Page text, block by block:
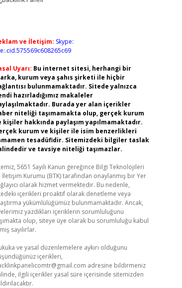
ve İletişim: Skype:
Uyarı: Bu internet sitesi, herhangi bir
kurum veya şahıs şirketi ile hiçbir
bulunmamaktadır. Sitede yalnızca
hazırladığımız makaleler
Burada yer alan içerikler
niteliği taşımamakta olup, gerçek kurum
kişiler hakkında paylaşım yapılmamaktadır.
kurum ve kişiler ile isim benzerlikleri
tesadüfidir. Sitemizdeki bilgiler taslak
ve tavsiye niteliği taşımazlar.
5651 Sayılı Kanun gereğince Bilgi Teknolojileri
İletişim Kurumu (BTK) tarafından onaylanmış bir Yer
olarak hizmet vermektedir. Bu nedenle,
içerikleri proaktif olarak denetleme veya
yükümlülüğümüz bulunmamaktadır. Ancak,
yazdıkları içeriklerin sorumluluğunu
olup, siteye üye olarak bu sorumluluğu kabul
sayılırlar.
ve yasal düzenlemelere aykırı olduğunu
içerikleri,
adresine bildirmeniz
ilgili içerikler yasal süre içerisinde sitemizden